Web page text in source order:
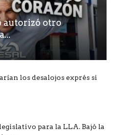
autorizó otro
los desalojos exprés si
para la LLA. Bajó la